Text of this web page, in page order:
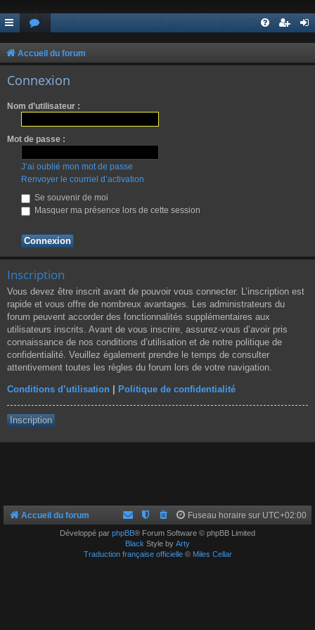
Accueil du forum
Connexion
Nom d’utilisateur :
Mot de passe :
J’ai oublié mon mot de passe
Renvoyer le courriel d’activation
Se souvenir de moi
Masquer ma présence lors de cette session
Inscription
Vous devez être inscrit avant de pouvoir vous connecter. L’inscription est
rapide et vous offre de nombreux avantages. Les administrateurs du
forum peuvent accorder des fonctionnalités supplémentaires aux
utilisateurs inscrits. Avant de vous inscrire, assurez-vous d’avoir pris
connaissance de nos conditions d’utilisation et de notre politique de
confidentialité. Veuillez également prendre le temps de consulter
attentivement toutes les règles du forum lors de votre navigation.
Conditions d’utilisation Politique de confidentialité
Inscription
Accueil du forum Fuseau horaire sur UTC+02:00
Développé par phpBB® Forum Software © phpBB Limited
Black Style by Arty
Traduction française officielle© Miles Cellar